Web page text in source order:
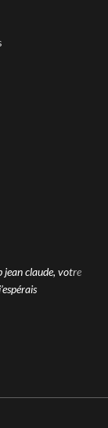
jean claude, votre